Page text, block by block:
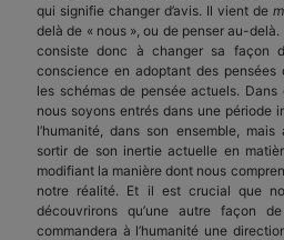
qui signifie changer d’avis. Il vient de
delà de « nous », ou de penser au-
consiste donc à changer sa façon
conscience en adoptant des pensées
les schémas de pensée actuels.
nous soyons entrés dans une période
l’humanité, dans son ensemble,
sortir de son inertie actuelle en
modifiant la manière dont nous
notre réalité. Et il est crucial que
découvrirons qu’une autre façon
commandera à l’humanité une